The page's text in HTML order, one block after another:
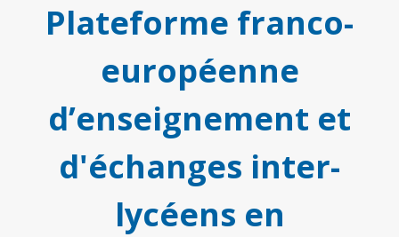
Plateforme franco-
européenne
d’enseignement et
d'échanges inter-
lycéens en